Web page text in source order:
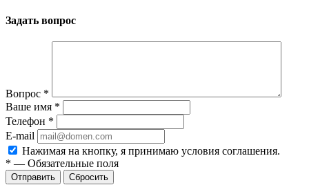
Задать вопрос
Вопрос *
Ваше имя *
Телефон *
E-mail
Нажимая на кнопку, я принимаю условия соглашения.
* — Обязательные поля
Отправить Сбросить